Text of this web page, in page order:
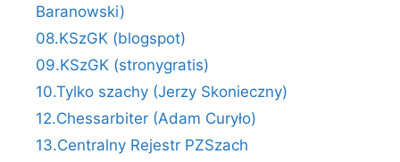
Baranowski)
08.KSzGK (blogspot)
09.KSzGK (stronygratis)
10.Tylko szachy (Jerzy Skonieczny)
12.Chessarbiter (Adam Curyło)
13.Centralny Rejestr PZSzach